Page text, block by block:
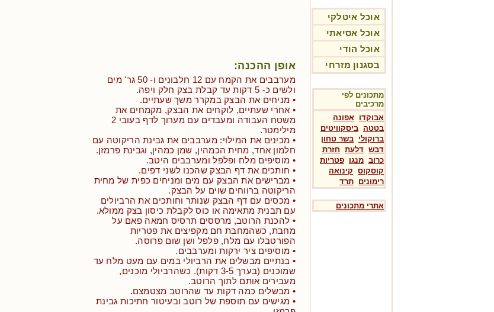
אוכל איטלקי
אוכל אסיאתי
אוכל הודי
בסגנון מזרחי
מתכונים לפי
מרכיבים
אבוקדו אפונה
בטטה ביסקוויטים
ברוקולי בשר טחון
דבש דלעת חזרת
כרוב מנגו פטריות
קוסקוס קינואה
רימונים תרד
אתרי מתכונים
אופן ההכנה:
מערבבים את הקמח עם 12 חלבונים ו- 50 גר' מים
ולשים כ- 5 דקות עד קבלת בצק חלק ויפה.
• מניחים את הבצק במקרר משך שעתיים.
• אחרי שעתיים, לוקחים את הבצק, מקמחים את
משטח העבודה ומעבדים עם מערוך לדף בעובי 2
מילימטר.
• מכינים את המילוי: מערבבים את גבינת הריקוטה עם
חלמון אחד, מחית הכמהין, שמן כמהין, וגבינת פרמזן.
• מוסיפים מלח ופלפל ומערבבים היטב.
• חותכים את דף הבצק שהכנו לשני דפים.
• מברישים את הבצק עם מים ומניחים כפית של מחית
הריקוטה ברווחים שוים על הבצק.
• מכסים עם דף הבצק שנותר וחותכים את הרביולים
עם תבנית מתאימה או כוס לקבלת כיסון בצק ממולא.
• להכנת הרוטב, מרססים תרסיס חמאה פאם על
מחבת, כשהמחבת חם מקפיצים את פטריות
הפורטבלו עם מלח, פלפל ושן שום פרוסה.
• מוסיפים ציר ירקות ומערבבים.
• בנתיים מבשלים את הרביולי במים עם מעט מלח עד
שמוכנים (בערך 3-5 דקות). כשהרביולי מוכנים,
מעבירים אותם לתוך הרוטב.
• מבשלים כמה דקות עד שהרוטב מצטמצם.
• מגישים עם תוספת של רוטב ובעיטור חתיכות גבינת